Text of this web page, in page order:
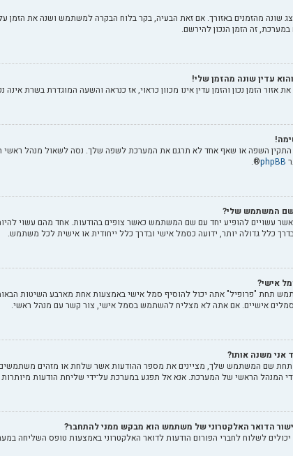
שונה מהזמנים באזורך. אם זאת הבעיה, בקר בלוח הבקרה למשתמש ושנה את הזמן
זה הזמן הנכון להירשם.
עדין שונה מהזמן שלי!
הזמן נכון והזמן עדין אינו מכוון כראוי, אז כנראה והשעה המוגדרת בשרת
השפה או שאף אחד לא תרגם את המערכת לשפה שלך. נסה לשאול מנהל ראשי
phpBB
®.
שם המשתמש שלי?
אשר עשויים להופיע יחד עם שם המשתמש כאשר צופים בהודעות. אחד מהם עשוי
כלל גדולה יותר, ידועה כסמל אישי ובדרך כלל ייחודית או אישית לכל משתמש.
אישי?
סמלים אישיים. אם אתה לא מצליח להשתמש בסמל אישי, צור קשר עם מנהל ראשי.
אני משנה אותו?
תחת שם המשתמש שלך, מציינים את מספר ההודעות אשר שלחת או מזהים משתמשים
המנהל הראשי של המערכת. אנא אל תפגע במערכת על־ידי שליחת הודעות
הדואר האלקטרוני של משתמש הוא מבקש ממני להתחבר?
לשלוח לחברי הפורום הודעות לדואר האלקטרוני באמצעות טופס השליחה